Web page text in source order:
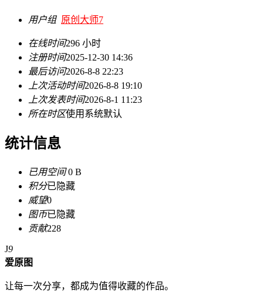
用户组 原创大师7
在线时间296 小时
注册时间2025-12-30 14:36
最后访问2026-8-8 22:23
上次活动时间2026-8-8 19:10
上次发表时间2026-8-1 11:23
所在时区使用系统默认
统计信息
已用空间0 B
积分已隐藏
威望0
图币已隐藏
贡献228
J9
爱原图
让每一次分享，都成为值得收藏的作品。